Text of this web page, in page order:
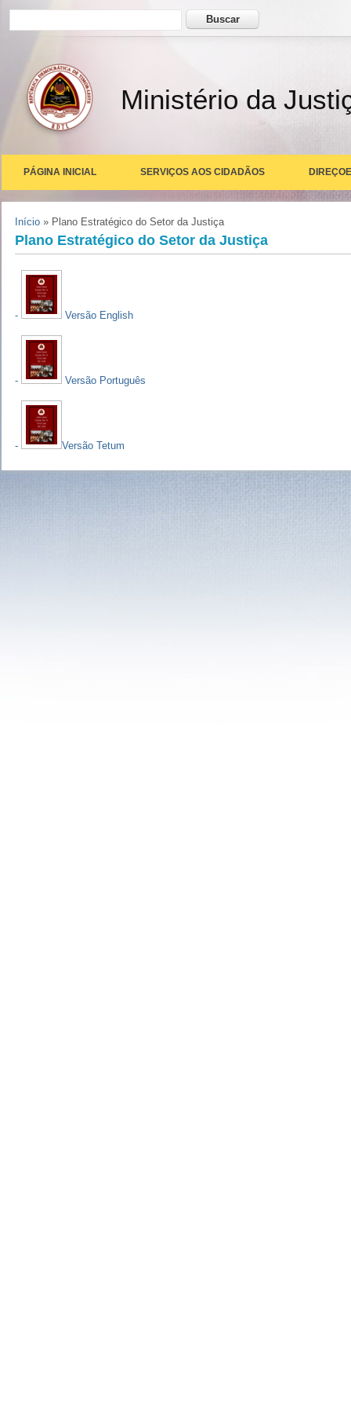
Formulário de busca Buscar
Ministério da
PÁGINA INICIAL SERVIÇOS AOS CIDADÃOS
Você está aqui
Início » Plano Estratégico do Setor da Justiça
Plano Estratégico do Setor da Justiça
- Versão English
- Versão Português
- Versão Tetum